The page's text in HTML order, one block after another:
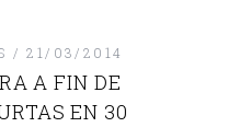
21/03/2014
A FIN DE
EN 30